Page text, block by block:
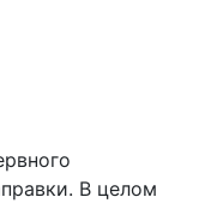
В целом